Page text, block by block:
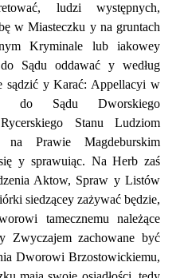
ludzi występnych,
w Miasteczku у na gruntach
Kryminale lub iakowey
Sądu oddawać у według
sądzić у Karać: Appellacyi w
do Sądu Dworskiego
Stanu Ludziom
Prawie Magdeburskim
у sprawuiąc. Na Herb zaś
Aktow, Spraw у Listów
siedzącey zażywać będzie,
tamecznemu należące
Zwyczajem zachowane być
Dworowi Brzostowickiemu,